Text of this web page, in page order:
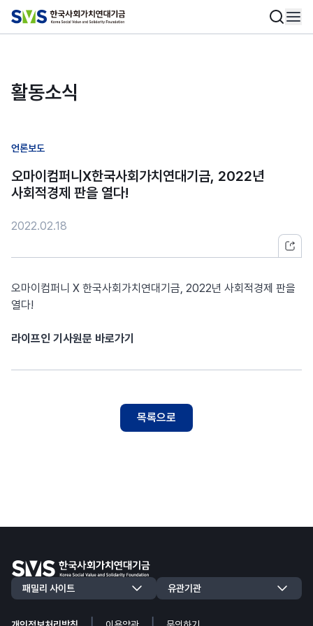
활동소식
언론보도
오마이컴퍼니X한국사회가치연대기금, 2022년
사회적경제 판을 열다!
2022.02.18
오마이컴퍼니 X 한국사회가치연대기금, 2022년 사회적경제 판을
열다!
라이프인 기사원문 바로가기
목록으로